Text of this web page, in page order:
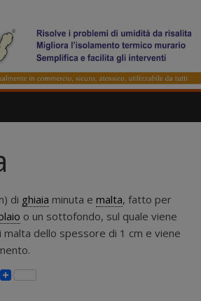
di ghiaia minuta emalta, fatto per
o un sottofondo, sul quale viene
dello spessore di 1 cm e viene
M